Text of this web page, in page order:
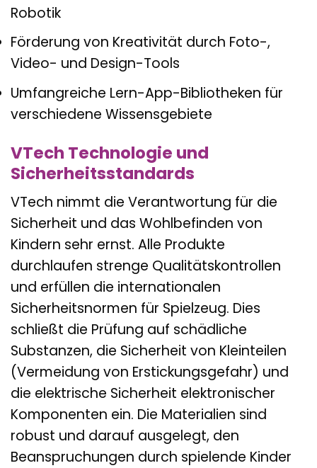
Robotik
Förderung von Kreativität durch Foto-,
Video- und Design-Tools
Umfangreiche Lern-App-Bibliotheken für
verschiedene Wissensgebiete
VTech Technologie und
Sicherheitsstandards
VTech nimmt die Verantwortung für die
Sicherheit und das Wohlbefinden von
Kindern sehr ernst. Alle Produkte
durchlaufen strenge Qualitätskontrollen
und erfüllen die internationalen
Sicherheitsnormen für Spielzeug. Dies
schließt die Prüfung auf schädliche
Substanzen, die Sicherheit von Kleinteilen
(Vermeidung von Erstickungsgefahr) und
die elektrische Sicherheit elektronischer
Komponenten ein. Die Materialien sind
robust und darauf ausgelegt, den
Beanspruchungen durch spielende Kinder